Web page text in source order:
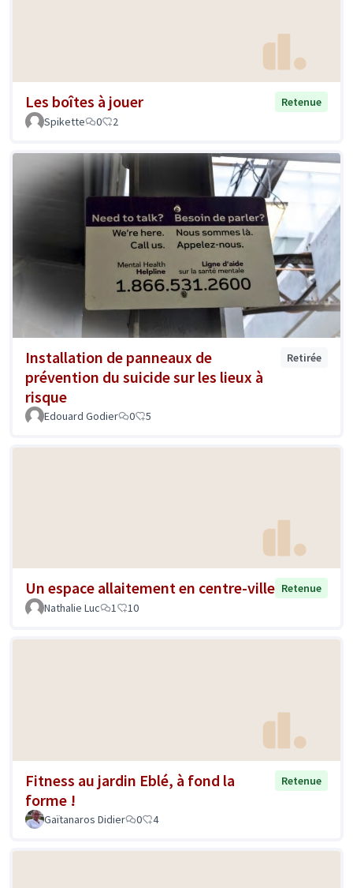
Les boîtes à jouer
Retenue
Spikette
0 2
Installation de panneaux de
prévention du suicide sur les lieux à
risque
Retirée
Edouard Godier 0 5
Un espace allaitement en centre-ville Retenue
Nathalie Luc
1 10
Fitness au jardin Eblé, à fond la
forme !
Retenue
Gaïtanaros Didier 0 4